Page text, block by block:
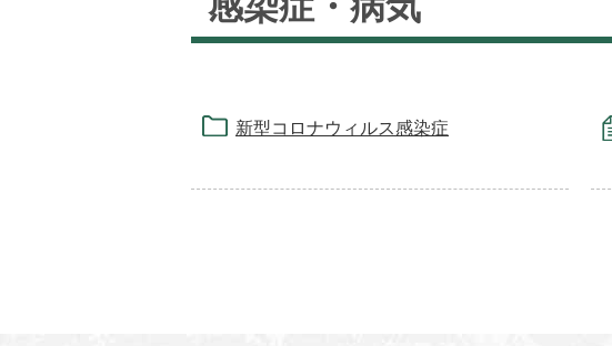
新型コロナウィルス感染症